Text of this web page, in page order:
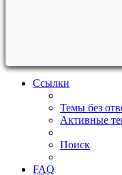
Ссылки
Темы без
Активные
Поиск
FAQ